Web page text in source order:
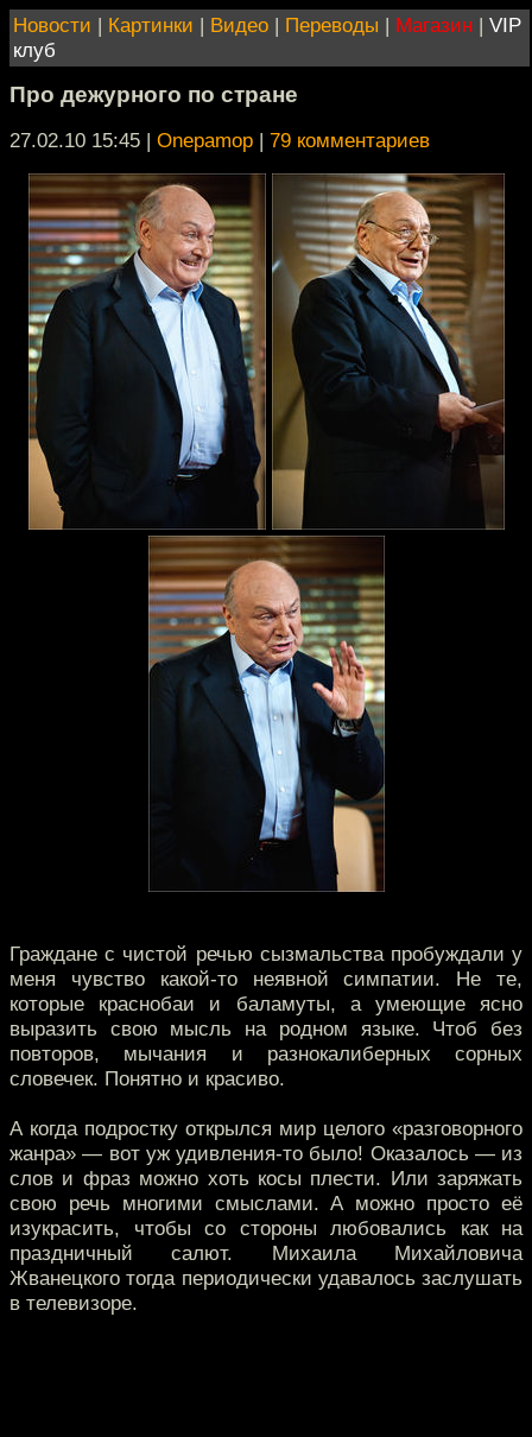
Новости | Картинки | Видео | Переводы | Магазин | VIP
клуб
Про дежурного по стране
27.02.10 15:45 | Onepamop | 79 комментариев
Граждане с чистой речью сызмальства пробуждали у
меня чувство какой-то неявной симпатии. Не те,
которые краснобаи и баламуты, а умеющие ясно
выразить свою мысль на родном языке. Чтоб без
повторов, мычания и разнокалиберных сорных
словечек. Понятно и красиво.
А когда подростку открылся мир целого «разговорного
жанра» — вот уж удивления-то было! Оказалось — из
слов и фраз можно хоть косы плести. Или заряжать
свою речь многими смыслами. А можно просто её
изукрасить, чтобы со стороны любовались как на
праздничный салют. Михаила Михайловича
Жванецкого тогда периодически удавалось заслушать
в телевизоре.